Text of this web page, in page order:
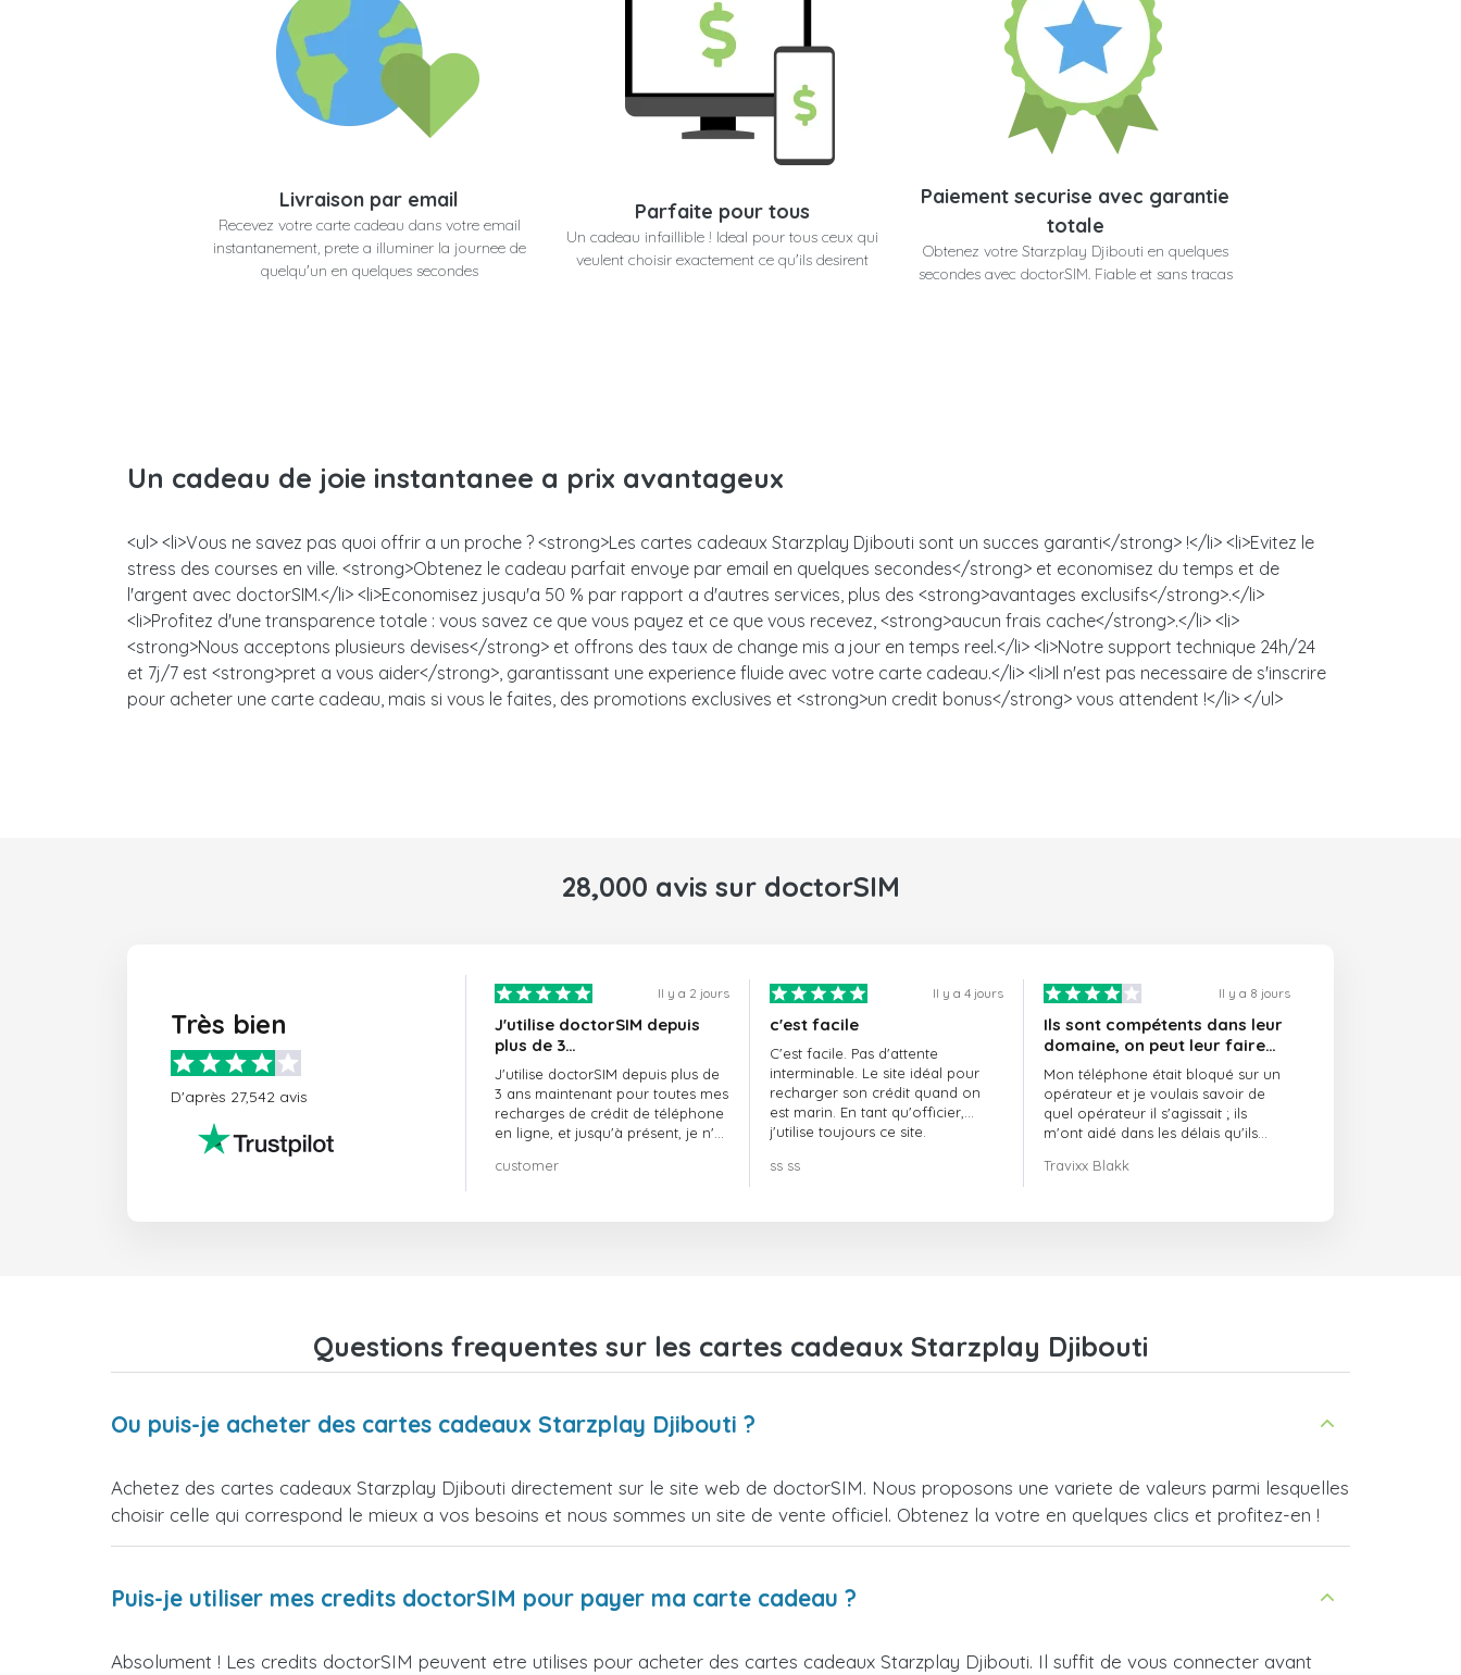
Livraison par email
Recevez votre carte cadeau dans votre email
instantanement, prete a illuminer la journee de
quelqu'un en quelques secondes
Parfaite pour tous
Un cadeau infaillible ! Ideal pour tous ceux qui
veulent choisir exactement ce qu'ils desirent
Paiement securise avec garantie
totale
Obtenez votre Starzplay Djibouti en quelques
secondes avec doctorSIM. Fiable et sans tracas
Un cadeau de joie instantanee a prix avantageux
<ul> <li>Vous ne savez pas quoi offrir a un proche ? <strong>Les cartes cadeaux Starzplay Djibouti sont un succes garanti</strong> !</li> <li>Evitez le
stress des courses en ville. <strong>Obtenez le cadeau parfait envoye par email en quelques secondes</strong> et economisez du temps et de
l'argent avec doctorSIM.</li> <li>Economisez jusqu'a 50 % par rapport a d'autres services, plus des <strong>avantages exclusifs</strong>.</li>
<li>Profitez d'une transparence totale : vous savez ce que vous payez et ce que vous recevez, <strong>aucun frais cache</strong>.</li> <li>
<strong>Nous acceptons plusieurs devises</strong> et offrons des taux de change mis a jour en temps reel.</li> <li>Notre support technique 24h/24
et 7j/7 est <strong>pret a vous aider</strong>, garantissant une experience fluide avec votre carte cadeau.</li> <li>Il n'est pas necessaire de s'inscrire
pour acheter une carte cadeau, mais si vous le faites, des promotions exclusives et <strong>un credit bonus</strong> vous attendent !</li> </ul>
28,000 avis sur doctorSIM
Très bien
D'après 27,542 avis
Il y a 2 jours
J'utilise doctorSIM depuis
plus de 3…
J'utilise doctorSIM depuis plus de
3 ans maintenant pour toutes mes
recharges de crédit de téléphone
en ligne, et jusqu'à présent, je n'ai
vivement !!!
customer
Il y a 4 jours
c'est facile
C'est facile. Pas d'attente
interminable. Le site idéal pour
recharger son crédit quand on
est marin. En tant qu'officier,
j'utilise toujours ce site.
ss ss
Il y a 8 jours
Ils sont compétents dans leur
domaine, on peut leur faire
confiance et ils sont toujours
ponctuels
Mon téléphone était bloqué sur un
opérateur et je voulais savoir de
quel opérateur il s'agissait ; ils
m'ont aidé dans les délais qu'ils
Travixx Blakk
Questions frequentes sur les cartes cadeaux Starzplay Djibouti
Ou puis-je acheter des cartes cadeaux Starzplay Djibouti ?
Achetez des cartes cadeaux Starzplay Djibouti directement sur le site web de doctorSIM. Nous proposons une variete de valeurs parmi lesquelles
choisir celle qui correspond le mieux a vos besoins et nous sommes un site de vente officiel. Obtenez la votre en quelques clics et profitez-en !
Puis-je utiliser mes credits doctorSIM pour payer ma carte cadeau ?
Absolument ! Les credits doctorSIM peuvent etre utilises pour acheter des cartes cadeaux Starzplay Djibouti. Il suffit de vous connecter avant